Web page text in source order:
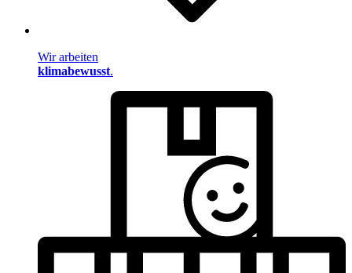
Wir arbeiten
klimabewusst.